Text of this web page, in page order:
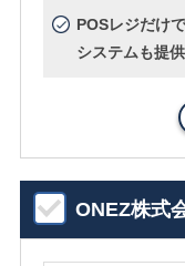
POSレジだけ
システムも提
ONEZ株式